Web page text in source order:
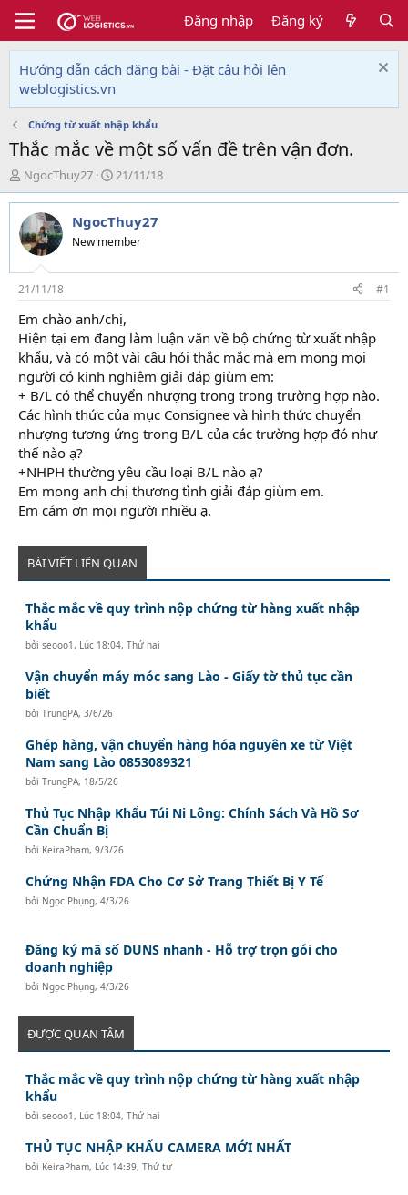
Đăng nhập Đăng ký
Hướng dẫn cách đăng bài - Đặt câu hỏi lên
weblogistics.vn
Chứng từ xuất nhập khẩu
Thắc mắc về một số vấn đề trên vận đơn.
T
h
r
e
a
d
s
t
a
r
t
e
r
NgocThuy27
N
g
à
y
g
i
21/11/18
NgocThuy27
New member
21/11/18 #1
Em chào anh/chị,
Hiện tại em đang làm luận văn về bộ chứng từ xuất nhập
khẩu, và có một vài câu hỏi thắc mắc mà em mong mọi
người có kinh nghiệm giải đáp giùm em:
+ B/L có thể chuyển nhượng trong trong trường hợp nào.
Các hình thức của mục Consignee và hình thức chuyển
nhượng tương ứng trong B/L của các trường hợp đó như
thế nào ạ?
+NHPH thường yêu cầu loại B/L nào ạ?
Em mong anh chị thương tình giải đáp giùm em.
Em cám ơn mọi người nhiều ạ.
BÀI VIẾT LIÊN QUAN
Thắc mắc về quy trình nộp chứng từ hàng xuất nhập
khẩu
bởiseooo1 , Lúc 18:04, Thứ hai
Vận chuyển máy móc sang Lào - Giấy tờ thủ tục cần
biết
bởiTrungPA,3/6/26
Ghép hàng, vận chuyển hàng hóa nguyên xe từ Việt
Nam sang Lào 0853089321
bởiTrungPA, 18/5/26
Thủ Tục Nhập Khẩu Túi Ni Lông: Chính Sách Và Hồ Sơ
Cần Chuẩn Bị
bởi KeiraPham,9/3/26
Chứng Nhận FDA Cho Cơ Sở Trang Thiết Bị Y Tế
bởi Ngọc Phụng,4/3/26
Đăng ký mã số DUNS nhanh - Hỗ trợ trọn gói cho
doanh nghiệp
bởi Ngọc Phụng,4/3/26
ĐƯỢC QUAN TÂM
Thắc mắc về quy trình nộp chứng từ hàng xuất nhập
khẩu
bởiseooo1 , Lúc 18:04, Thứ hai
THỦ TỤC NHẬP KHẨU CAMERA MỚI NHẤT
bởi KeiraPham, Lúc 14:39, Thứ tư